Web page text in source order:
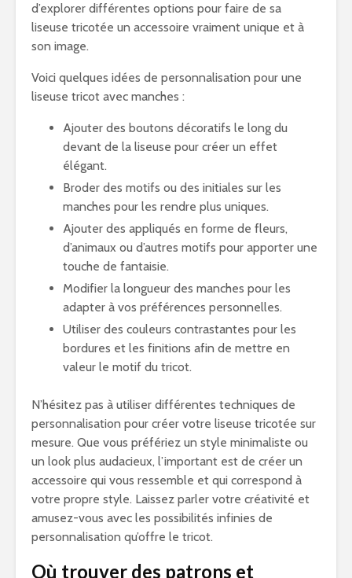
d’explorer différentes options pour faire de sa
liseuse tricotée un accessoire vraiment unique et à
son image.
Voici quelques idées de personnalisation pour une
liseuse tricot avec manches :
Ajouter des boutons décoratifs le long du
devant de la liseuse pour créer un effet
élégant.
Broder des motifs ou des initiales sur les
manches pour les rendre plus uniques.
Ajouter des appliqués en forme de fleurs,
d’animaux ou d’autres motifs pour apporter une
touche de fantaisie.
Modifier la longueur des manches pour les
adapter à vos préférences personnelles.
Utiliser des couleurs contrastantes pour les
bordures et les finitions afin de mettre en
valeur le motif du tricot.
N’hésitez pas à utiliser différentes techniques de
personnalisation pour créer votre liseuse tricotée sur
mesure. Que vous préfériez un style minimaliste ou
un look plus audacieux, l’important est de créer un
accessoire qui vous ressemble et qui correspond à
votre propre style. Laissez parler votre créativité et
amusez-vous avec les possibilités infinies de
personnalisation qu’offre le tricot.
Où trouver des patrons et